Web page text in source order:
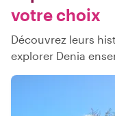
votre choix
Découvrez leurs
explorer Denia